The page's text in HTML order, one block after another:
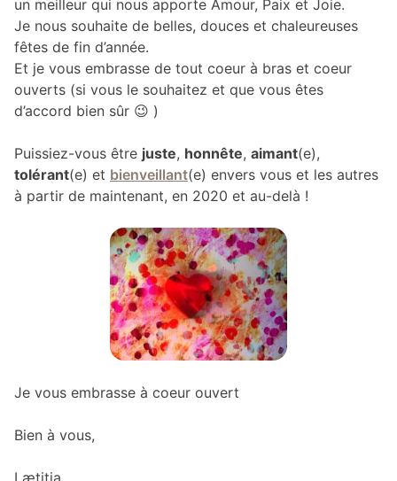
un meilleur qui nous apporte Amour, Paix et Joie.
Je nous souhaite de belles, douces et chaleureuses
fêtes de fin d’année.
Et je vous embrasse de tout coeur à bras et coeur
ouverts (si vous le souhaitez et que vous êtes
d’accord bien sûr 😉 )
Puissiez-vous être juste, honnête, aimant(e),
tolérant(e) et bienveillant(e) envers vous et les autres
à partir de maintenant, en 2020 et au-delà !
Je vous embrasse à coeur ouvert
Bien à vous,
Lætitia